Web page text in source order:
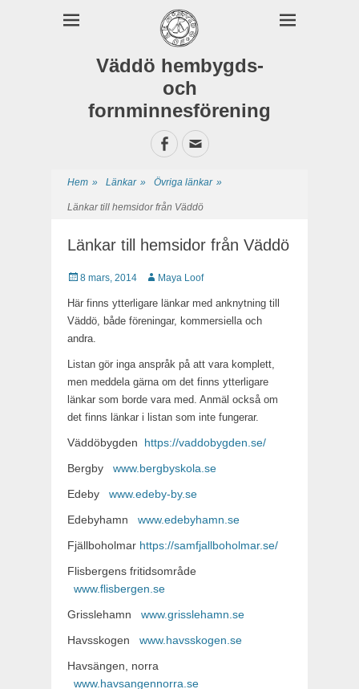
Väddö hembygds-
och
fornminnesförening
Facebook
E-
postadress
Hem » Länkar » Övriga länkar »
Länkar till hemsidor från Väddö
Länkar till hemsidor från Väddö
Publicerat
8 mars, 2014 Författare
Maya Loof
Här finns ytterligare länkar med anknytning till
Väddö, både föreningar, kommersiella och
andra.
Listan gör inga anspråk på att vara komplett,
men meddela gärna om det finns ytterligare
länkar som borde vara med. Anmäl också om
det finns länkar i listan som inte fungerar.
Väddöbygden https://vaddobygden.se/
Bergby www.bergbyskola.se
Edeby www.edeby-by.se
Edebyhamn www.edebyhamn.se
Fjällboholmar https://samfjallboholmar.se/
Flisbergens fritidsområde
www.flisbergen.se
Grisslehamn www.grisslehamn.se
Havsskogen www.havsskogen.se
Havsängen, norra
www.havsangennorra.se